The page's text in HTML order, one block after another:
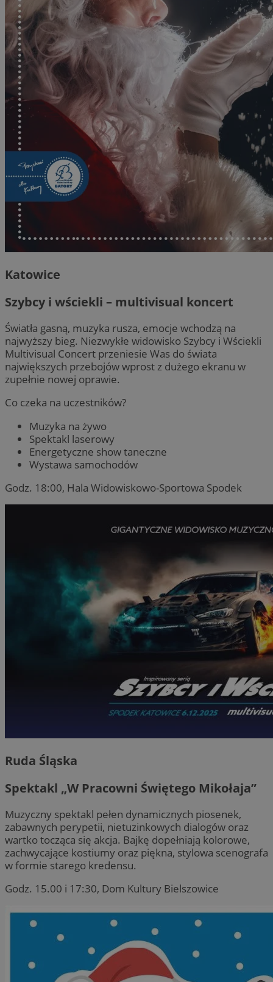
Katowice
Szybcy i wściekli – multivisual koncert
Światła gasną, muzyka rusza, emocje wchodzą na
najwyższy bieg. Niezwykłe widowisko Szybcy i Wściekli
Multivisual Concert przeniesie Was do świata
największych przebojów wprost z dużego ekranu w
zupełnie nowej oprawie.
Co czeka na uczestników?
Muzyka na żywo
Spektakl laserowy
Energetyczne show taneczne
Wystawa samochodów
Godz. 18:00, Hala Widowiskowo-Sportowa Spodek
Ruda Śląska
Spektakl „W Pracowni Świętego Mikołaja”
Muzyczny spektakl pełen dynamicznych piosenek,
zabawnych perypetii, nietuzinkowych dialogów oraz
wartko tocząca się akcja. Bajkę dopełniają kolorowe,
zachwycające kostiumy oraz piękna, stylowa scenografa
w formie starego kredensu.
Godz. 15.00 i 17:30, Dom Kultury Bielszowice